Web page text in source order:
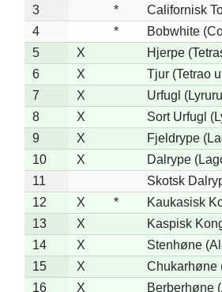
3
*
Californisk
4
*
Bobwhite
5
X
Hjerpe
6
X
Tjur (Tetrao
7
X
Urfugl
8
X
Sort Urfugl
9
X
Fjeldrype
10
X
Dalrype
11
Skotsk
12
X *
Kaukasisk
13
X
Kaspisk
14
X
Stenhøne
15
X
Chukarhøne
16
X
Berberhøne